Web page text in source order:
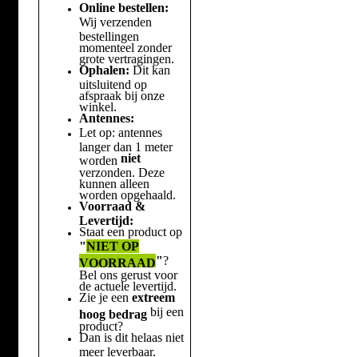
Online bestellen:
Wij verzenden
bestellingen
momenteel zonder
grote vertragingen.
Ophalen: Dit kan
uitsluitend op
afspraak bij onze
winkel.
Antennes:
Let op: antennes
langer dan 1 meter
worden niet
verzonden. Deze
kunnen alleen
worden opgehaald.
Voorraad &
Levertijd:
Staat een product op
"NIET OP
VOORRAAD"?
Bel ons gerust voor
de actuele levertijd.
Zie je een extreem
hoog bedragbij een
product?
Dan is dit helaas niet
meer leverbaar.